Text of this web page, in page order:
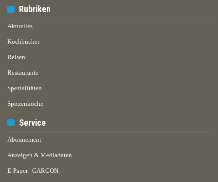
Rubriken
Aktuelles
Kochbücher
Reisen
Restaurants
Spezialitäten
Spitzenköche
Service
Abonnement
Anzeigen & Mediadaten
E-Paper | GARÇON